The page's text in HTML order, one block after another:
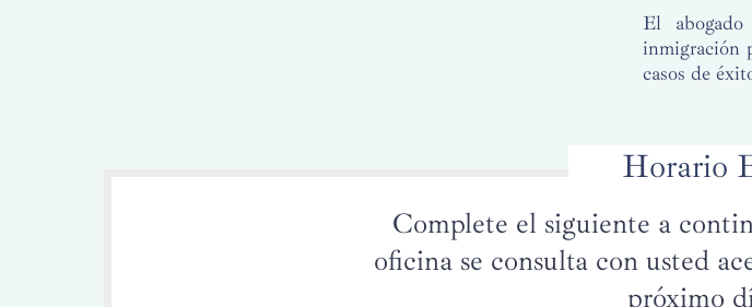
El
inmigración
casos de
Horario
Complete el siguiente a
oficina se consulta con usted
próximo